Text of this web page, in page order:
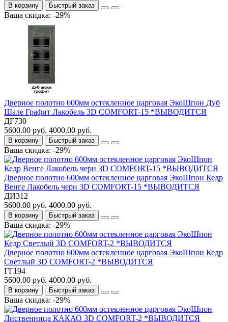
В корзину Быстрый заказ
Ваша скидка: -29%
Дверное полотно 600мм остекленное царговая ЭкоШпон Дуб
Шале Графит Лакобель 3D COMFORT-15 *ВЫВОДИТСЯ
ДГ730
5600.00 руб. 4000.00 руб.
В корзину Быстрый заказ
Ваша скидка: -29%
Дверное полотно 600мм остекленное царговая ЭкоШпон Кедр
Венге Лакобель черн 3D COMFORT-15 *ВЫВОДИТСЯ
ДИ312
5600.00 руб. 4000.00 руб.
В корзину Быстрый заказ
Ваша скидка: -29%
Дверное полотно 600мм остекленное царговая ЭкоШпон Кедр
Светлый 3D COMFORT-2 *ВЫВОДИТСЯ
ГГ194
5600.00 руб. 4000.00 руб.
В корзину Быстрый заказ
Ваша скидка: -29%